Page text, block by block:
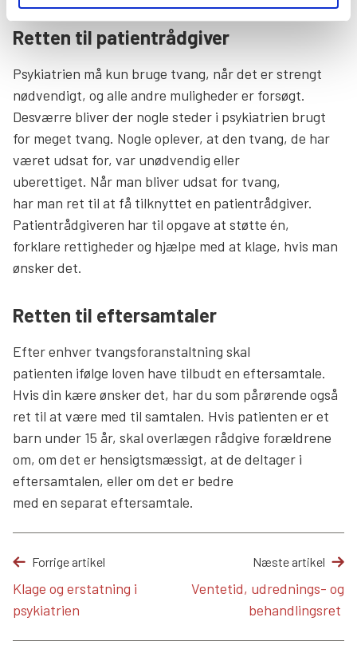
Retten til patientrådgiver
Psykiatrien må kun bruge tvang, når det er strengt
nødvendigt, og alle andre muligheder er forsøgt.
Desværre bliver der nogle steder i psykiatrien brugt
for meget tvang. Nogle oplever, at den tvang, de har
været udsat for, var unødvendig eller
uberettiget. Når man bliver udsat for tvang,
har man ret til at få tilknyttet en patientrådgiver.
Patientrådgiveren har til opgave at støtte én,
forklare rettigheder og hjælpe med at klage, hvis man
ønsker det.
Retten til eftersamtaler
Efter enhver tvangsforanstaltning skal
patienten ifølge loven have tilbudt en eftersamtale.
Hvis din kære ønsker det, har du som pårørende også
ret til at være med til samtalen. Hvis patienten er et
barn under 15 år, skal overlægen rådgive forældrene
om, om det er hensigtsmæssigt, at de deltager i
eftersamtalen, eller om det er bedre
med en separat eftersamtale.
Forrige artikel
Klage og erstatning i
psykiatrien
Næste artikel
Ventetid, udrednings- og
behandlingsret